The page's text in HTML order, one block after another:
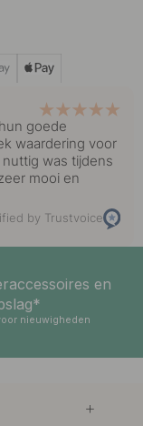
goede
waardering voor
was tijdens
mooi en
by Trustvoice
en
nieuwigheden